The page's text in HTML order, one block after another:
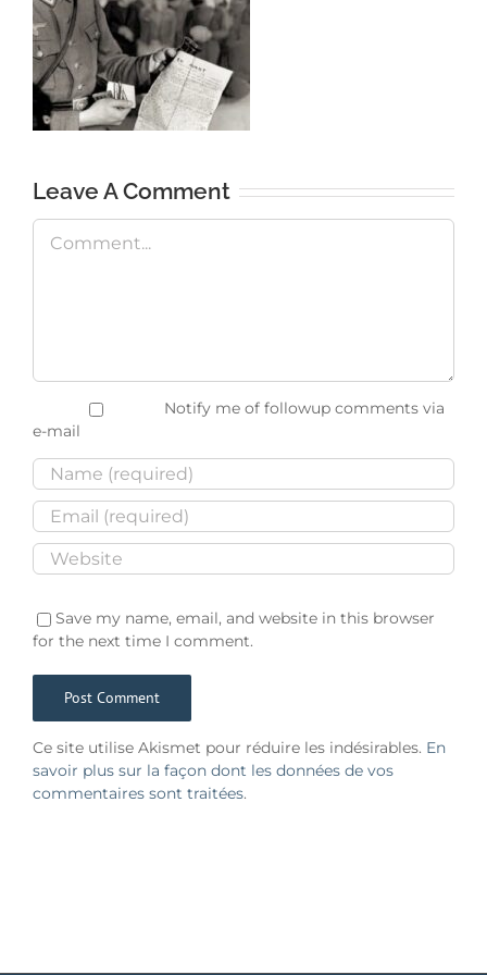
Leave A Comment
Comment
Notify me of followup comments via
e-mail
Save my name, email, and website in this browser
for the next time I comment.
Ce site utilise Akismet pour réduire les indésirables. En
savoir plus sur la façon dont les données de vos
commentaires sont traitées.